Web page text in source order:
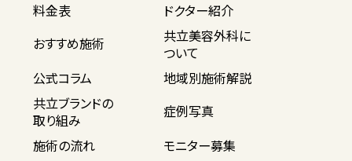
料金表
ドクター紹介
おすすめ施術
共立美容外科に
ついて
公式コラム
地域別施術解説
共立ブランドの
取り組み
症例写真
施術の流れ
モニター募集